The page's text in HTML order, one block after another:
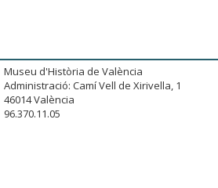
Museu d'Història de València
Administració: Camí Vell de Xirivella, 1
46014 València
96.370.11.05